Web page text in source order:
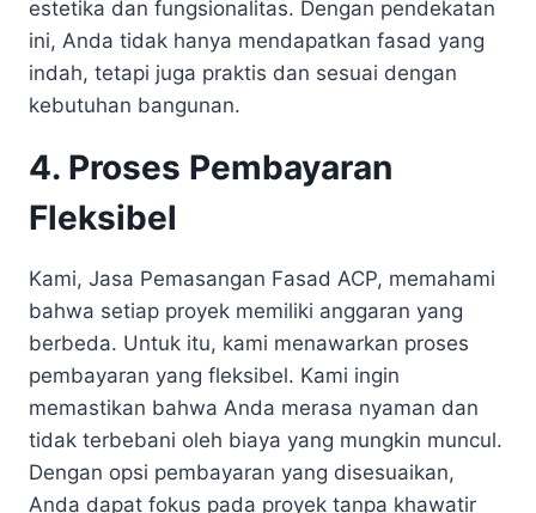
estetika dan fungsionalitas. Dengan pendekatan
ini, Anda tidak hanya mendapatkan fasad yang
indah, tetapi juga praktis dan sesuai dengan
kebutuhan bangunan.
4. Proses Pembayaran
Fleksibel
Kami, Jasa Pemasangan Fasad ACP, memahami
bahwa setiap proyek memiliki anggaran yang
berbeda. Untuk itu, kami menawarkan proses
pembayaran yang fleksibel. Kami ingin
memastikan bahwa Anda merasa nyaman dan
tidak terbebani oleh biaya yang mungkin muncul.
Dengan opsi pembayaran yang disesuaikan,
Anda dapat fokus pada proyek tanpa khawatir